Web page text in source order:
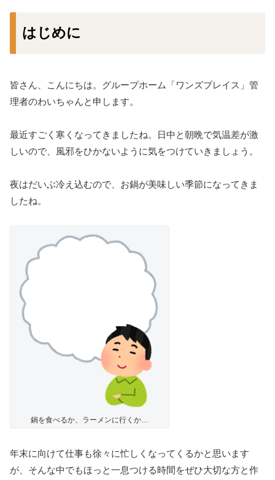
はじめに
皆さん、こんにちは。グループホーム「ワンズプレイス」管
理者のわいちゃんと申します。
最近すごく寒くなってきましたね。日中と朝晩で気温差が激
しいので、風邪をひかないように気をつけていきましょう。
夜はだいぶ冷え込むので、お鍋が美味しい季節になってきま
したね。
鍋を食べるか、ラーメンに行くか…
年末に向けて仕事も徐々に忙しくなってくるかと思います
が、そんな中でもほっと一息つける時間をぜひ大切な方と作